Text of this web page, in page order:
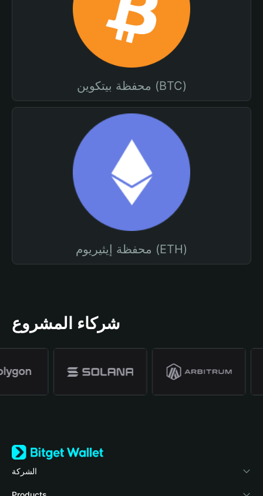
محفظة بيتكوين (BTC)
محفظة إيثيريوم (ETH)
شركاء المشروع
الشركة